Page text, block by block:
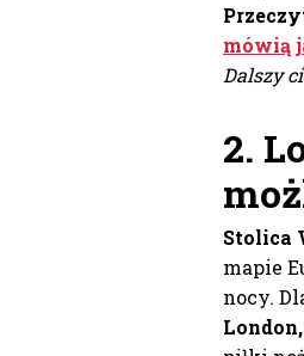
mówią
Dalszy
2.
Stolica
mapie
nocy.